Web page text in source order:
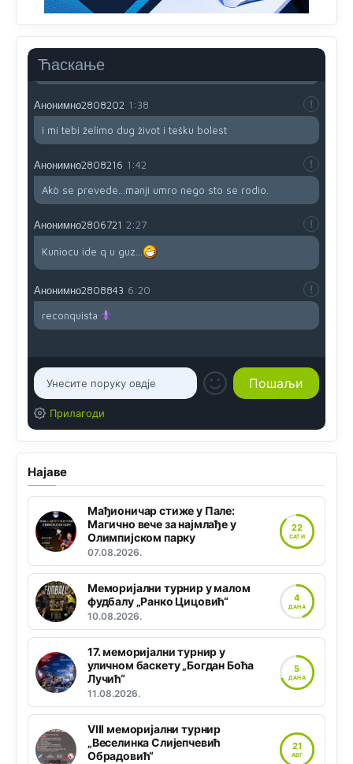
Ћаскање
Анонимно2806721
12:45
da brani? A imamo vojsku Kosova kojoj želimo svako
dobro i da se što bolje opreme
Анонимно2808202 1:38
i mi tebi želimo dug život i tešku bolest
Анонимно2808216 1:42
Akò se prevede...manji umro nego sto se rodio.
Анонимно2806721 2:27
Kuniocu ide q u guz...
Анонимно2808843 6:20
reconquista
Прилагоди
Најаве
Мађионичар стиже у Пале:
Магично вече за најмлађе у
Олимпијском парку
07.08.2026.
22
САТИ
Меморијални турнир у малом
фудбалу „Ранко Цицовић“
10.08.2026.
4
ДАНА
17. меморијални турнир у
уличном баскету „Богдан Боћа
Лучић“
11.08.2026.
5
ДАНА
VIII меморијални турнир
„Веселинка Слијепчевић
Обрадовић“
21
АВГ